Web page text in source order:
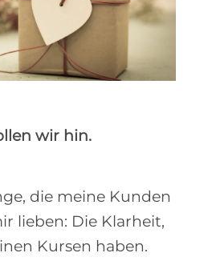
wir hin.
die meine Kunden
lieben: Die Klarheit,
Kursen haben.